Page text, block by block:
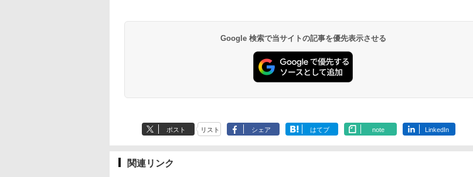
Google 検索で当サイトの記事を優先表示させる
ポスト リスト シェア はてブ note LinkedIn
関連リンク